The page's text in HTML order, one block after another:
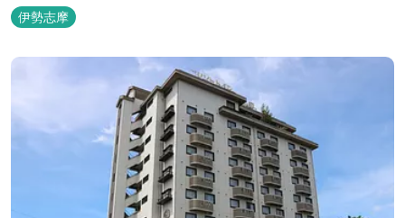
リアンやプレデターのリアルな模型があり、初めて見た方はビック
リしますよ。
伊勢志摩